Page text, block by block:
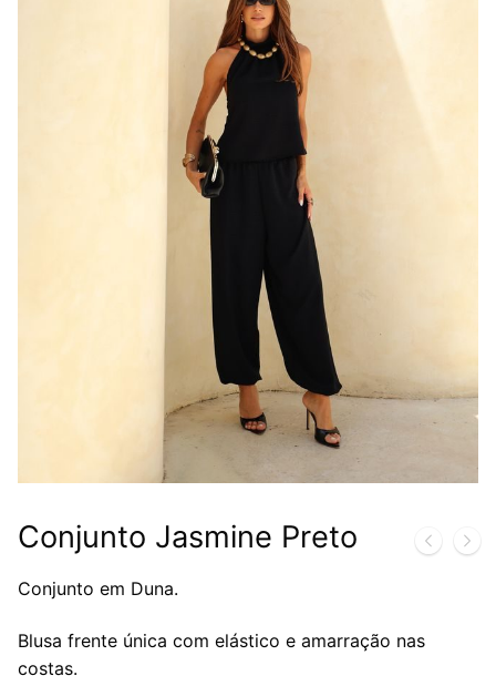
Conjunto Jasmine Preto
Conjunto em Duna.
Blusa frente única com elástico e amarração nas
costas.